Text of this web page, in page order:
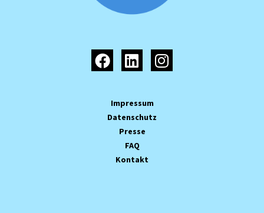
Impressum
Datenschutz
Presse
FAQ
Kontakt